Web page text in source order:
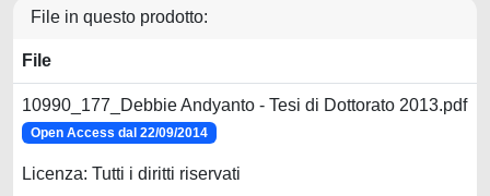
File in questo prodotto:
File
10990_177_Debbie Andyanto - Tesi di Dottorato 2013.pdf
Open Access dal 22/09/2014
Licenza: Tutti i diritti riservati